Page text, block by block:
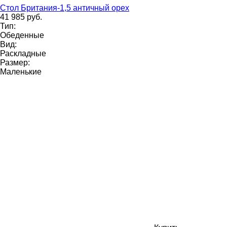
Стол Британия-1,5 античный орех
41 985 руб.
Тип:
Обеденные
Вид:
Раскладные
Размер:
Маленькие